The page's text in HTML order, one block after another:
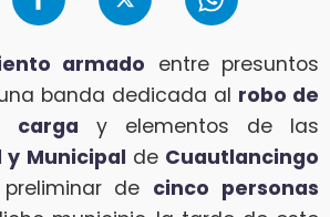
armado entre presuntos
banda dedicada al robo de
carga y elementos de las
y Municipal de Cuautlancingo
de cinco personas